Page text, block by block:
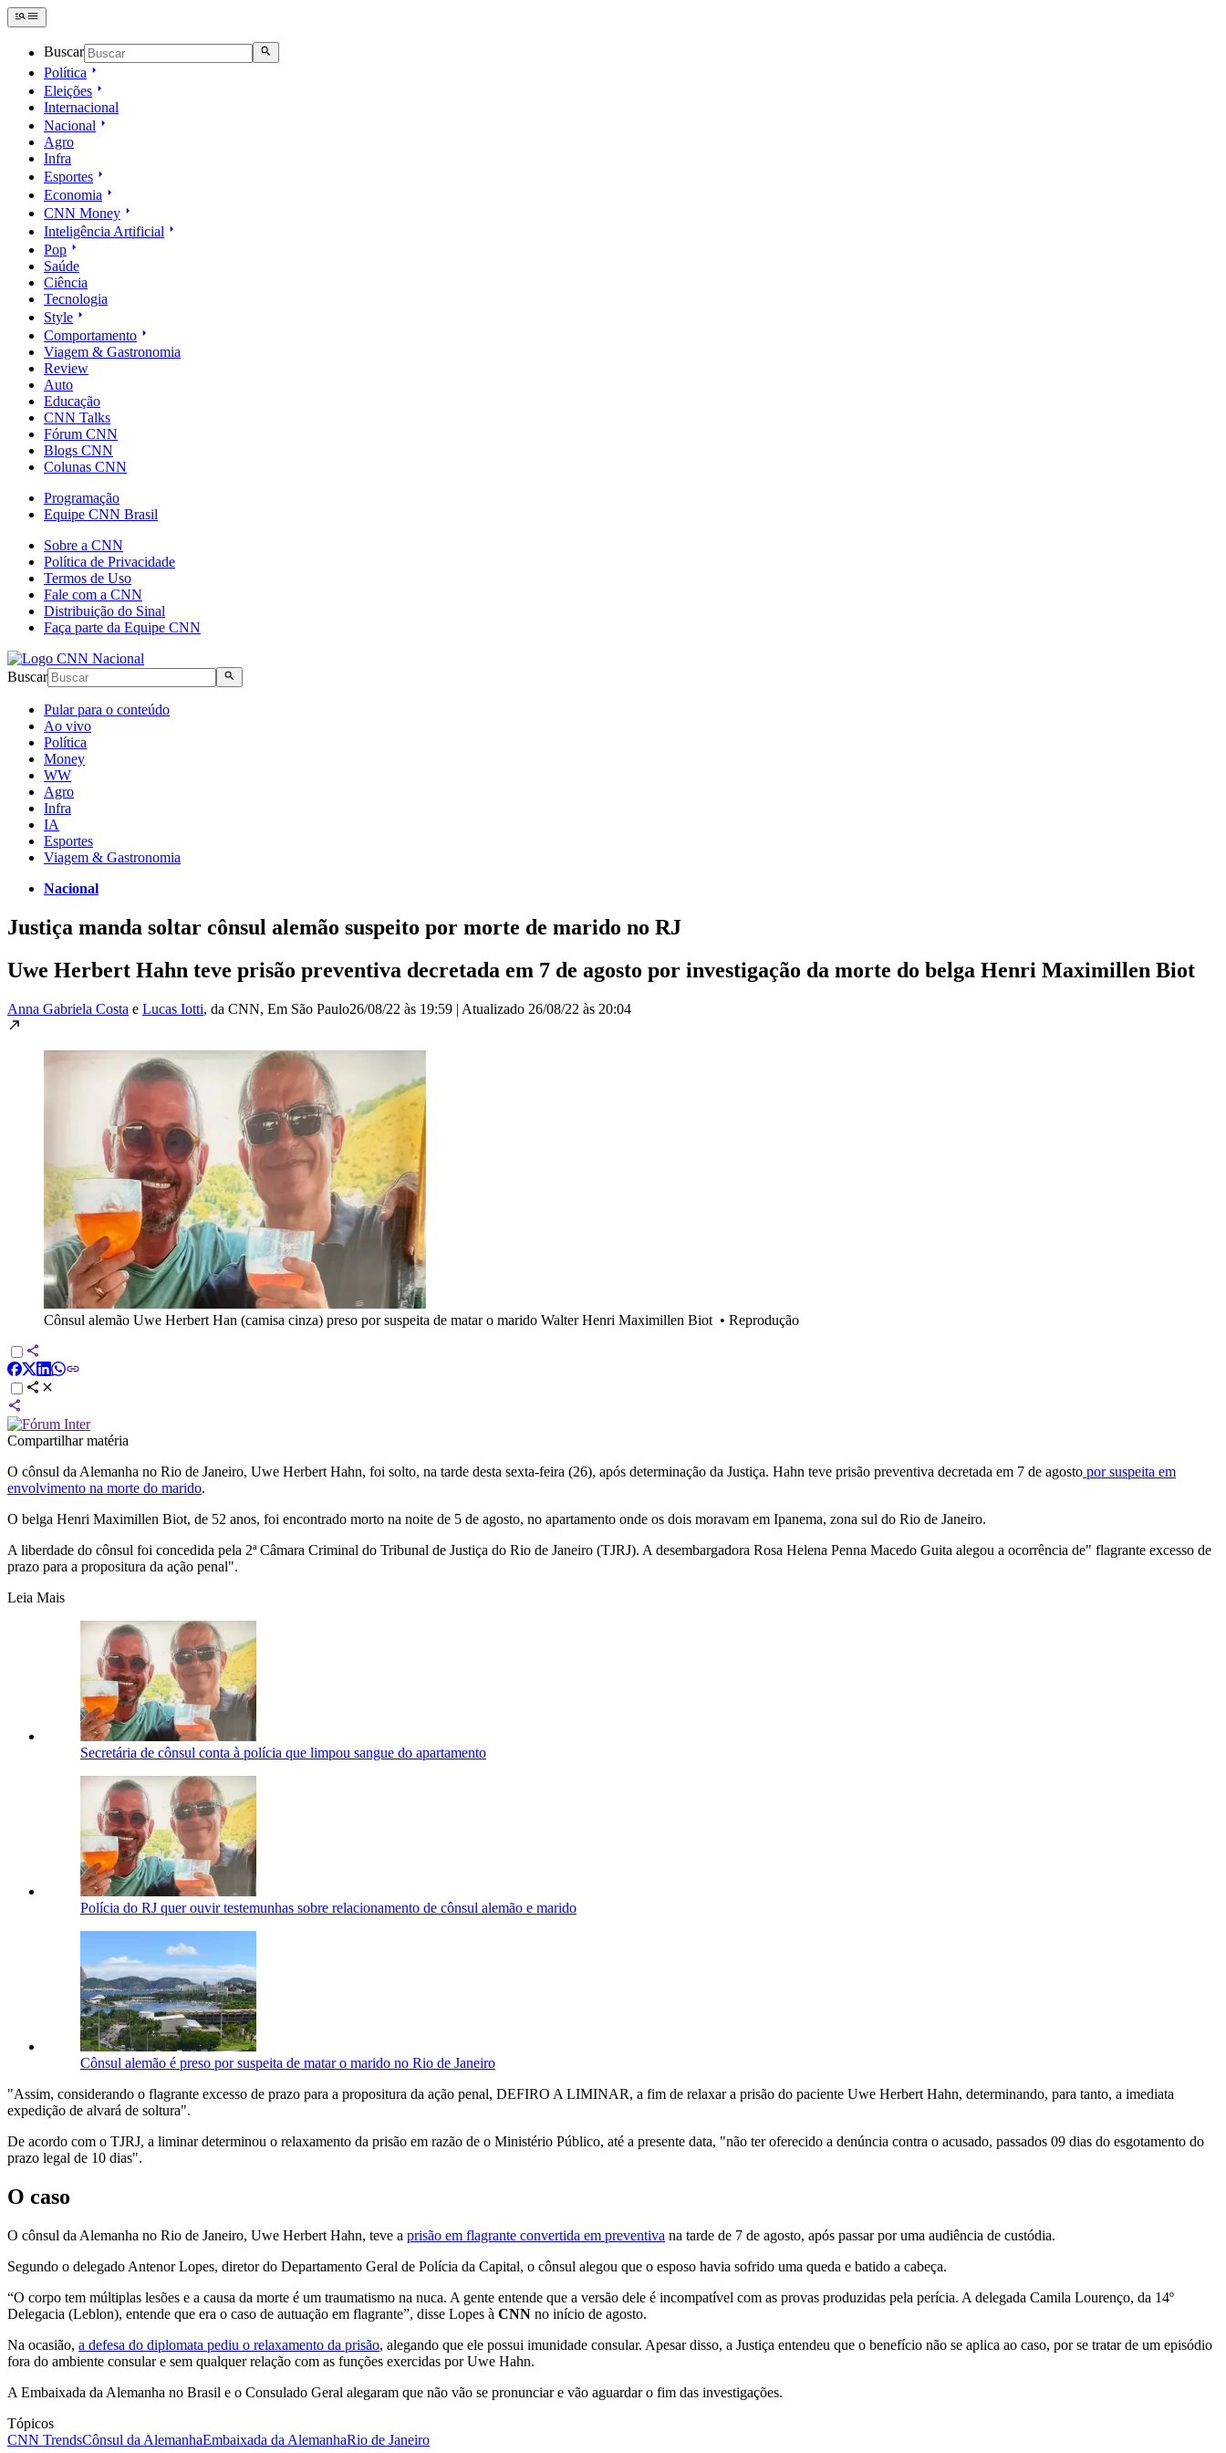
Buscar
Política
Eleições
Internacional
Nacional
Agro
Infra
Esportes
Economia
CNN Money
Inteligência Artificial
Pop
Saúde
Ciência
Tecnologia
Style
Comportamento
Viagem & Gastronomia
Review
Auto
Educação
CNN Talks
Fórum CNN
Blogs CNN
Colunas CNN
Programação
Equipe CNN Brasil
Sobre a CNN
Política de Privacidade
Termos de Uso
Fale com a CNN
Distribuição do Sinal
Faça parte da Equipe CNN
Buscar
Pular para o conteúdo
Ao vivo
Política
Money
WW
Agro
Infra
IA
Esportes
Viagem & Gastronomia
Nacional
Justiça manda soltar cônsul alemão suspeito por morte de marido no RJ
Uwe Herbert Hahn teve prisão preventiva decretada em 7 de agosto por investigação da morte do belga Henri Maximillen Biot
Anna Gabriela Costa e Lucas Iotti, da CNN, Em São Paulo26/08/22 às 19:59 | Atualizado 26/08/22 às 20:04
Cônsul alemão Uwe Herbert Han (camisa cinza) preso por suspeita de matar o marido Walter Henri Maximillen Biot • Reprodução
Compartilhar matéria
O cônsul da Alemanha no Rio de Janeiro, Uwe Herbert Hahn, foi solto, na tarde desta sexta-feira (26), após determinação da Justiça. Hahn teve prisão preventiva decretada em 7 de agosto por suspeita em
envolvimento na morte do marido.
O belga Henri Maximillen Biot, de 52 anos, foi encontrado morto na noite de 5 de agosto, no apartamento onde os dois moravam em Ipanema, zona sul do Rio de Janeiro.
A liberdade do cônsul foi concedida pela 2ª Câmara Criminal do Tribunal de Justiça do Rio de Janeiro (TJRJ). A desembargadora Rosa Helena Penna Macedo Guita alegou a ocorrência de" flagrante excesso de
prazo para a propositura da ação penal".
Leia Mais
Secretária de cônsul conta à polícia que limpou sangue do apartamento
Polícia do RJ quer ouvir testemunhas sobre relacionamento de cônsul alemão e marido
Cônsul alemão é preso por suspeita de matar o marido no Rio de Janeiro
"Assim, considerando o flagrante excesso de prazo para a propositura da ação penal, DEFIRO A LIMINAR, a fim de relaxar a prisão do paciente Uwe Herbert Hahn, determinando, para tanto, a imediata
expedição de alvará de soltura".
De acordo com o TJRJ, a liminar determinou o relaxamento da prisão em razão de o Ministério Público, até a presente data, "não ter oferecido a denúncia contra o acusado, passados 09 dias do esgotamento do
prazo legal de 10 dias".
O caso
O cônsul da Alemanha no Rio de Janeiro, Uwe Herbert Hahn, teve a prisão em flagrante convertida em preventiva na tarde de 7 de agosto, após passar por uma audiência de custódia.
Segundo o delegado Antenor Lopes, diretor do Departamento Geral de Polícia da Capital, o cônsul alegou que o esposo havia sofrido uma queda e batido a cabeça.
“O corpo tem múltiplas lesões e a causa da morte é um traumatismo na nuca. A gente entende que a versão dele é incompatível com as provas produzidas pela perícia. A delegada Camila Lourenço, da 14º
Delegacia (Leblon), entende que era o caso de autuação em flagrante”, disse Lopes à CNN no início de agosto.
Na ocasião, a defesa do diplomata pediu o relaxamento da prisão, alegando que ele possui imunidade consular. Apesar disso, a Justiça entendeu que o benefício não se aplica ao caso, por se tratar de um episódio
fora do ambiente consular e sem qualquer relação com as funções exercidas por Uwe Hahn.
A Embaixada da Alemanha no Brasil e o Consulado Geral alegaram que não vão se pronunciar e vão aguardar o fim das investigações.
Tópicos
CNN TrendsCônsul da AlemanhaEmbaixada da AlemanhaRio de Janeiro